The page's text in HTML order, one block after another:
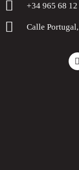
+34 965 68 12
Calle